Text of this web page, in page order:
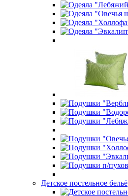
Детское постельное бельё